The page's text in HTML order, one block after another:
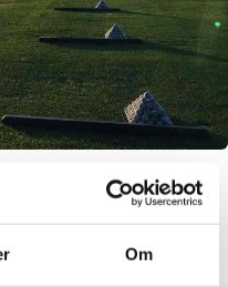
Om
2018 is kept simple and
Christmas lunch 2018
in our cozy premises.